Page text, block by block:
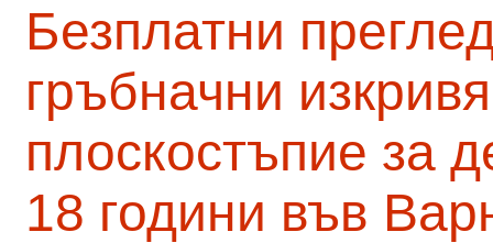
Безплатни
гръбначни
плоскостъпие за
18 години във